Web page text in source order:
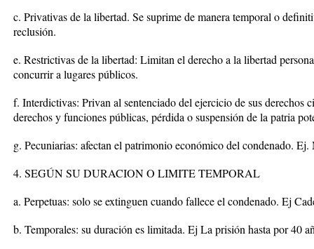
c. Privativas de la libertad. Se suprime de manera temporal o
reclusión.
e. Restrictivas de la libertad: Limitan el derecho a la libertad
concurrir a lugares públicos.
f. Interdictivas: Privan al sentenciado del ejercicio de sus
derechos y funciones públicas, pérdida o suspensión de la patria
g. Pecuniarias: afectan el patrimonio económico del condenado. Ej.
4. SEGÚN SU DURACION O LIMITE TEMPORAL
a. Perpetuas: solo se extinguen cuando fallece el condenado. Ej
b. Temporales: su duración es limitada. Ej La prisión hasta por 40